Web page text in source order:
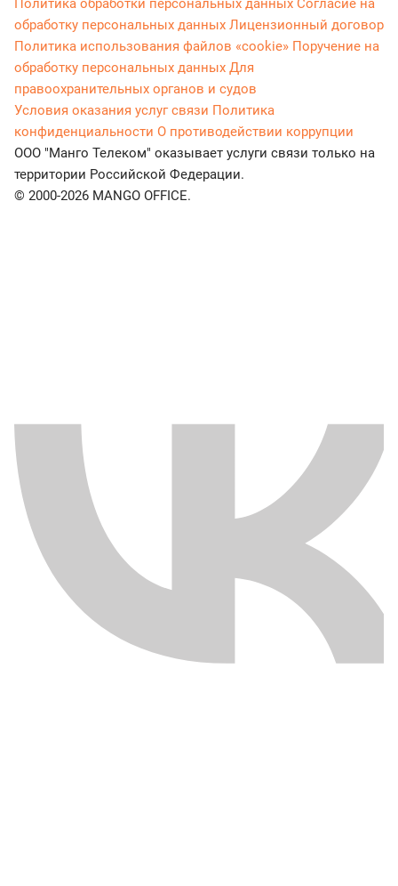
Политика обработки персональных данных Согласие на
обработку персональных данных Лицензионный договор
Политика использования файлов «cookie» Поручение на
обработку персональных данных Для
правоохранительных органов и судов
Условия оказания услуг связи Политика
конфиденциальности О противодействии коррупции
ООО "Манго Телеком" оказывает услуги связи только на
территории Российской Федерации.
© 2000-2026 MANGO OFFICE.